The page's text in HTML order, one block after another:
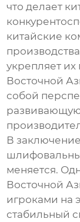
что делает
китайские
укрепляет
Восточной
собой
В
меняется.
Восточной
игроками на
стабильный